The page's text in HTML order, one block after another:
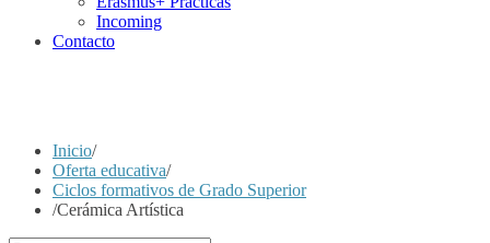
Incoming
Contacto
Inicio/
Oferta educativa/
Ciclos formativos de Grado Superior
/Cerámica Artística